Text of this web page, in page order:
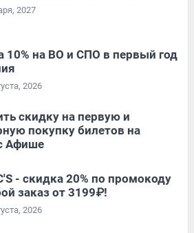
2027
10% на ВО и СПО в первый год
2026
скидку на первую и
покупку билетов на
Афише
- скидка 20% по промокоду
заказ от 3199₽!
2026